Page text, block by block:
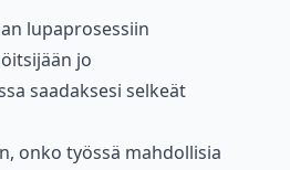
lupaprosessiin
jo
saadaksesi selkeät
onko työssä mahdollisia